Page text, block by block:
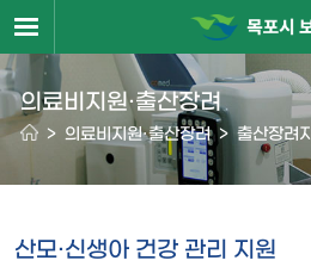
의료비지원·출산장려
> 의료비지원·출산장려 > 출산장려
산모·신생아 건강 관리 지원